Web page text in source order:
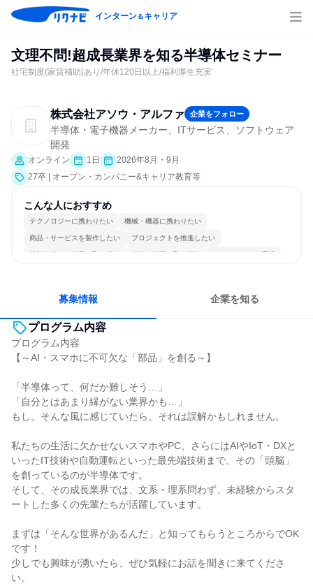
インターン＆キャリア
文理不問!超成長業界を知る半導体セミナー
社宅制度(家賃補助)あり/年休120日以上/福利厚生充実
株式会社アソウ・アルファ 企業をフォロー
半導体・電子機器メーカー、ITサービス、ソフトウェア
開発
オンライン 1日
2026年8月・9月
27卒 | オープン・カンパニー&キャリア教育等
こんな人におすすめ
テクノロジーに携わりたい 機械・機器に携わりたい
商品・サービスを製作したい プロジェクトを推進したい
情熱を持って仕事に取り組む 冷静に仕事に取り組む チームワークを重視
募集情報 企業を知る
プログラム内容
プログラム内容
【～AI・スマホに不可欠な「部品」を創る～】
「半導体って、何だか難しそう…」
「自分とはあまり縁がない業界かも…」
もし、そんな風に感じていたら、それは誤解かもしれません。
私たちの生活に欠かせないスマホやPC、さらにはAIやIoT・DXと
いったIT技術や自動運転といった最先端技術まで、その「頭脳」
を創っているのが半導体です。
そして、その成長業界では、文系・理系問わず、未経験からスタ
ートした多くの先輩たちが活躍しています。
まずは「そんな世界があるんだ」と知ってもらうところからでOK
です！
少しでも興味が湧いたら、ぜひ気軽にお話を聞きに来てくださ
い。